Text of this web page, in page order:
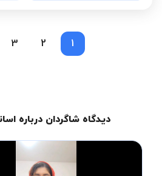
1
2
3
دیدگاه شاگردان درباره